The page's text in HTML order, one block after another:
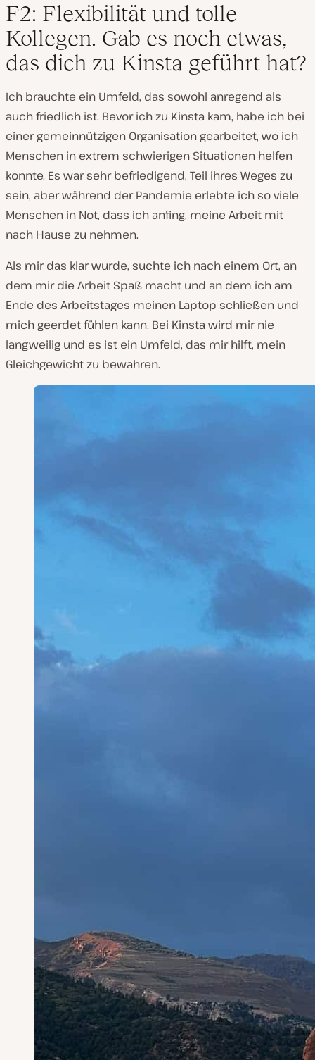
F2: Flexibilität und tolle
Kollegen. Gab es noch etwas,
das dich zu Kinsta geführt hat?
Ich brauchte ein Umfeld, das sowohl anregend als
auch friedlich ist. Bevor ich zu Kinsta kam, habe ich bei
einer gemeinnützigen Organisation gearbeitet, wo ich
Menschen in extrem schwierigen Situationen helfen
konnte. Es war sehr befriedigend, Teil ihres Weges zu
sein, aber während der Pandemie erlebte ich so viele
Menschen in Not, dass ich anfing, meine Arbeit mit
nach Hause zu nehmen.
Als mir das klar wurde, suchte ich nach einem Ort, an
dem mir die Arbeit Spaß macht und an dem ich am
Ende des Arbeitstages meinen Laptop schließen und
mich geerdet fühlen kann. Bei Kinsta wird mir nie
langweilig und es ist ein Umfeld, das mir hilft, mein
Gleichgewicht zu bewahren.